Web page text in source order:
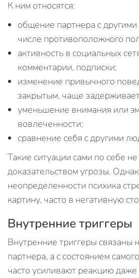
К ним относятся:
общение партнера с
числе противоположного
активность в социальных
комментарии, подписки;
изменение привычного
закрытым, чаще
уменьшение внимания или
вовлеченности;
сравнение себя с другими
Такие ситуации сами по себе
доказательством угрозы.
неопределенности психика
картину, часто в негативную
Внутренние триггеры
Внутренние триггеры связаны
партнера, а с состоянием
часто усиливают реакцию даже